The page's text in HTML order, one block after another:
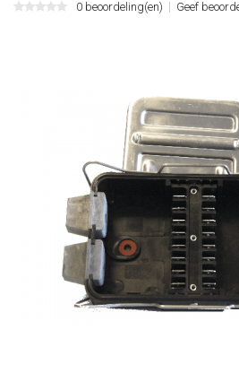
0 beoordeling(en) Geef